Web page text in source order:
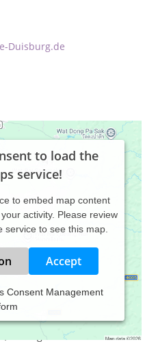
Duisburg.de
to load the
service!
to embed map content
activity. Please review
to see this map.
Accept
Consent Management
Diplom-Psychologen
die fortschrittlichste
die sogenannte